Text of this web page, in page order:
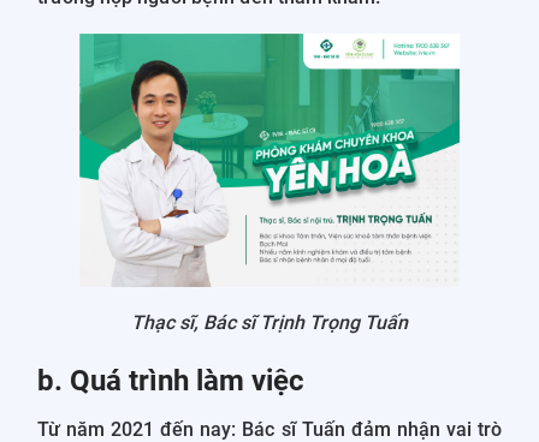
Thạc sĩ, Bác sĩ Trịnh Trọng Tuấn
b. Quá trình làm việc
Từ năm 2021 đến nay: Bác sĩ Tuấn đảm nhận vai trò